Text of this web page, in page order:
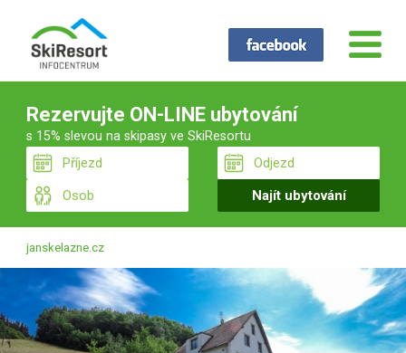
Rezervujte ON-LINE ubytování
s 15% slevou na skipasy ve SkiResortu
janskelazne.cz